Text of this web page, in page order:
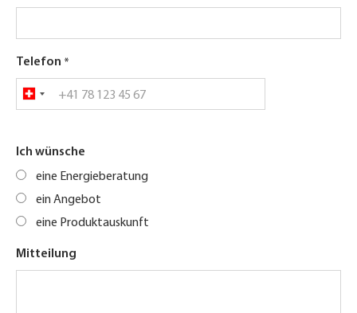
Telefon
Ich wünsche
eine Energieberatung
ein Angebot
eine Produktauskunft
Mitteilung